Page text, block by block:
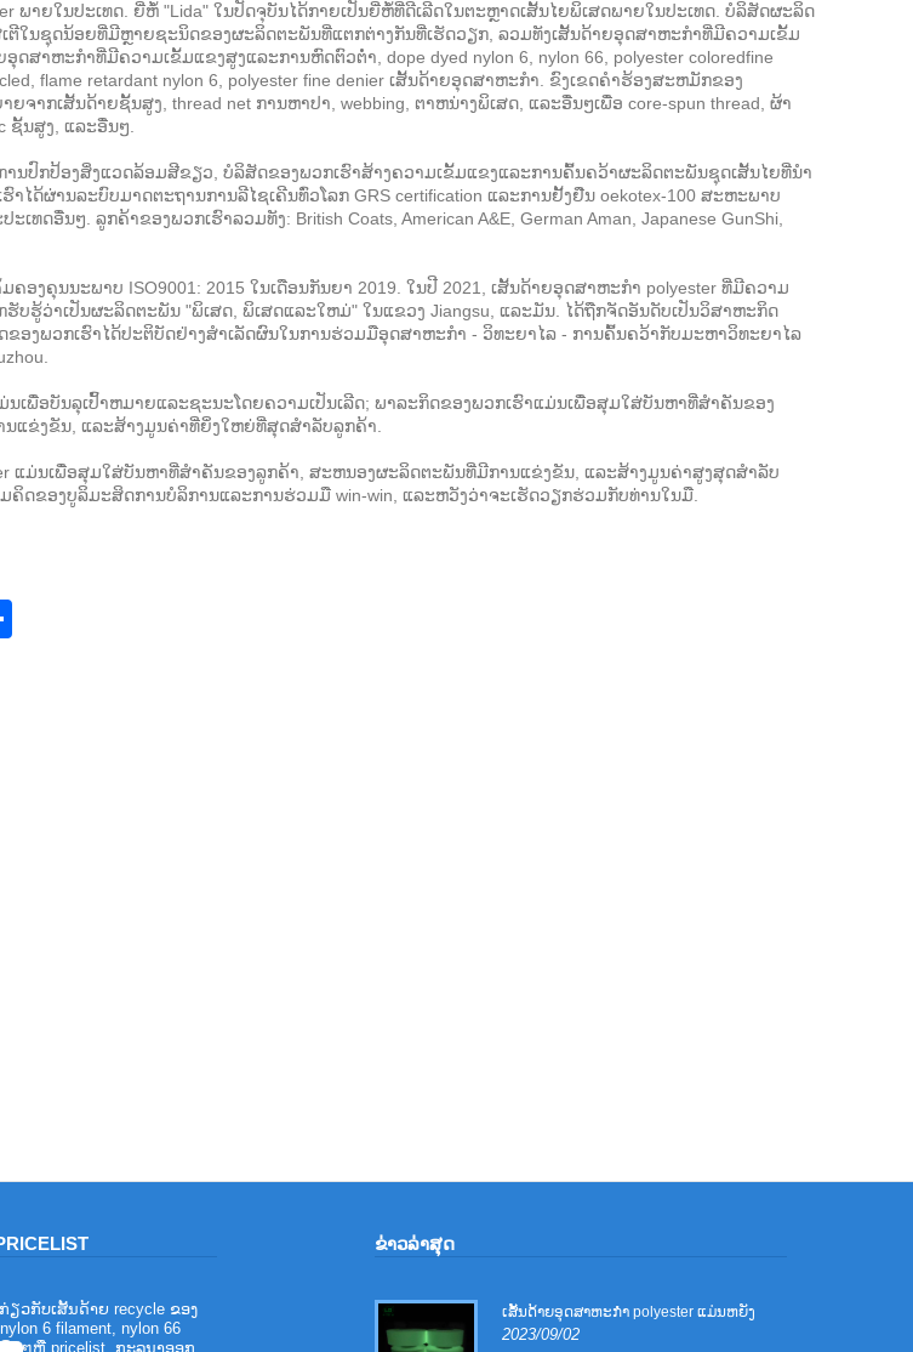
ພາຍໃນປະເທດ. ຍີ່ຫໍ້ "Lida" ໃນປັດຈຸບັນໄດ້ກາຍເປັນຍີ່ຫໍ້ທີ່ດີເລີດໃນຕະຫຼາດເສັ້ນໄຍພິເສດພາຍໃນປະເທດ. ບໍລິສັດຜະລິດ
ເຕີໃນຊຸດນ້ອຍທີ່ມີຫຼາຍຊະນິດຂອງຜະລິດຕະພັນທີ່ແຕກຕ່າງກັນທີ່ເຮັດວຽກ, ລວມທັງເສັ້ນດ້າຍອຸດສາຫະກໍາທີ່ມີຄວາມເຂັ້ມ
ດສາຫະກໍາທີ່ມີຄວາມເຂັ້ມແຂງສູງແລະການຫົດຕົວຕໍ່າ, dope dyed nylon 6, nylon 66, polyester coloredfine
flame retardant nylon 6, polyester fine denier ເສັ້ນດ້າຍອຸດສາຫະກໍາ. ຂົງເຂດຄໍາຮ້ອງສະຫມັກຂອງ
ຈາກເສັ້ນດ້າຍຊັ້ນສູງ, thread net ການຫາປາ, webbing, ຕາຫນ່າງພິເສດ, ແລະອື່ນໆເພື່ອ core-spun thread, ຜ້າ
ຊັ້ນສູງ, ແລະອື່ນໆ.
ນປົກປ້ອງສິ່ງແວດລ້ອມສີຂຽວ, ບໍລິສັດຂອງພວກເຮົາສ້າງຄວາມເຂັ້ມແຂງແລະການຄົ້ນຄວ້າຜະລິດຕະພັນຊຸດເສັ້ນໄຍທີ່ນໍາ
ໄດ້ຜ່ານລະບົບມາດຕະຖານການລີໄຊເຄີນທົ່ວໂລກ GRS certification ແລະການຢັ້ງຢືນ oekotex-100 ສະຫະພາບ
ເທດອື່ນໆ. ລູກຄ້າຂອງພວກເຮົາລວມທັງ: British Coats, American A&E, German Aman, Japanese GunShi,
ອງຄຸນນະພາບ ISO9001: 2015 ໃນເດືອນກັນຍາ 2019. ໃນປີ 2021, ເສັ້ນດ້າຍອຸດສາຫະກໍາ polyester ທີ່ມີຄວາມ
ບຮູ້ວ່າເປັນຜະລິດຕະພັນ "ພິເສດ, ພິເສດແລະໃຫມ່" ໃນແຂວງ Jiangsu, ແລະມັນ. ໄດ້ຖືກຈັດອັນດັບເປັນວິສາຫະກິດ
ຂອງພວກເຮົາໄດ້ປະຕິບັດຢ່າງສໍາເລັດຜົນໃນການຮ່ວມມືອຸດສາຫະກໍາ - ວິທະຍາໄລ - ການຄົ້ນຄວ້າກັບມະຫາວິທະຍາໄລ
ເພື່ອບັນລຸເປົ້າຫມາຍແລະຊະນະໂດຍຄວາມເປັນເລີດ; ພາລະກິດຂອງພວກເຮົາແມ່ນເພື່ອສຸມໃສ່ບັນຫາທີ່ສໍາຄັນຂອງ
ແຂ່ງຂັນ, ແລະສ້າງມູນຄ່າທີ່ຍິ່ງໃຫຍ່ທີ່ສຸດສໍາລັບລູກຄ້າ.
ແມ່ນເພື່ອສຸມໃສ່ບັນຫາທີ່ສໍາຄັນຂອງລູກຄ້າ, ສະຫນອງຜະລິດຕະພັນທີ່ມີການແຂ່ງຂັນ, ແລະສ້າງມູນຄ່າສູງສຸດສໍາລັບ
ຄິດຂອງບູລິມະສິດການບໍລິການແລະການຮ່ວມມື win-win, ແລະຫວັງວ່າຈະເຮັດວຽກຮ່ວມກັບທ່ານໃນມື.
ຽວກັບເສັ້ນດ້າຍ recycle ຂອງ
6 filament, nylon 66
ອື່ນໆຫຼື pricelist, ກະລຸນາອອກ
ຂ່າວ​ລ່າ​ສຸດ
ຂໍ້ໄດ້ປຽບຂອງເສັ້ນດ້າຍ polyester flame
retardant
ເສັ້ນດ້າຍອຸດສາຫະກໍາ polyester ແມ່ນຫຍັງ
2023/09/02